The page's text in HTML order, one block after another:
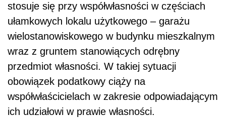
stosuje się przy współwłasności w częściach
ułamkowych lokalu użytkowego – garażu
wielostanowiskowego w budynku mieszkalnym
wraz z gruntem stanowiących odrębny
przedmiot własności. W takiej sytuacji
obowiązek podatkowy ciąży na
współwłaścicielach w zakresie odpowiadającym
ich udziałowi w prawie własności.